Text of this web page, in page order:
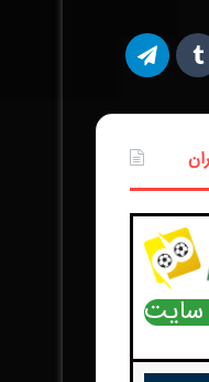
م
ب
ل
ر
گ
ر
سایت